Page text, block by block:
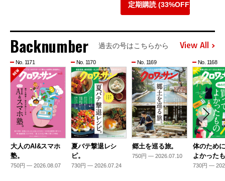
定期購読 (33%OFF)
Backnumber 過去の号はこちらから View All
No. 1171
大人のAI&スマホ
塾。
750円 — 2026.08.07
No. 1170
夏バテ撃退レシ
ピ。
730円 — 2026.07.24
No. 1169
郷土を巡る旅。
750円 — 2026.07.10
No. 1168
体のため
よかった
730円 —